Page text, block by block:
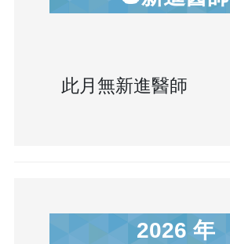
此月無新進醫師
2026 年